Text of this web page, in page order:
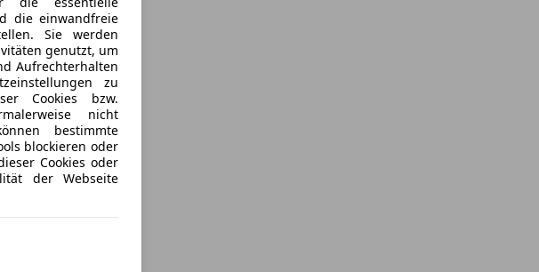
die einwandfreie
Sie werden
genutzt, um
Aufrechterhalten
zu
Cookies bzw.
nicht
bestimmte
blockieren oder
Cookies oder
der Webseite